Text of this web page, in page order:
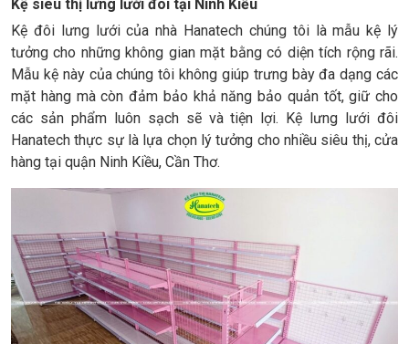
Kệ siêu thị lưng lưới đôi tại Ninh Kiều
Kệ đôi lưng lưới của nhà Hanatech chúng tôi là mẫu kệ lý
tưởng cho những không gian mặt bằng có diện tích rộng rãi.
Mẫu kệ này của chúng tôi không giúp trưng bày đa dạng các
mặt hàng mà còn đảm bảo khả năng bảo quản tốt, giữ cho
các sản phẩm luôn sạch sẽ và tiện lợi. Kệ lưng lưới đôi
Hanatech thực sự là lựa chọn lý tưởng cho nhiều siêu thị, cửa
hàng tại quận Ninh Kiều, Cần Thơ.